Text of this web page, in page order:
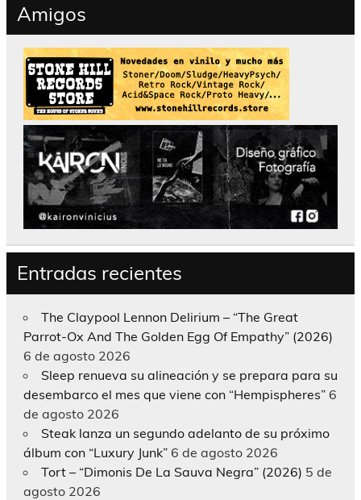
Amigos
Entradas recientes
The Claypool Lennon Delirium – “The Great
Parrot-Ox And The Golden Egg Of Empathy” (2026)
6 de agosto 2026
Sleep renueva su alineación y se prepara para su
desembarco el mes que viene con “Hempispheres” 6
de agosto 2026
Steak lanza un segundo adelanto de su próximo
álbum con “Luxury Junk” 6 de agosto 2026
Tort – “Dimonis De La Sauva Negra” (2026) 5 de
agosto 2026